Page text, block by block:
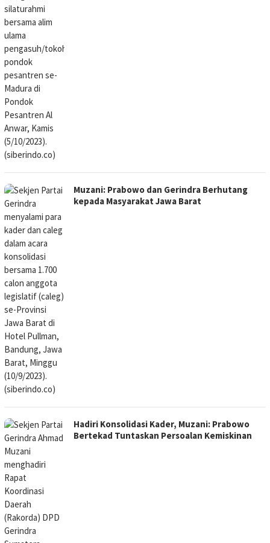
Muzani: Prabowo dan Gerindra Berhutang
kepada Masyarakat Jawa Barat
Hadiri Konsolidasi Kader, Muzani: Prabowo
Bertekad Tuntaskan Persoalan Kemiskinan